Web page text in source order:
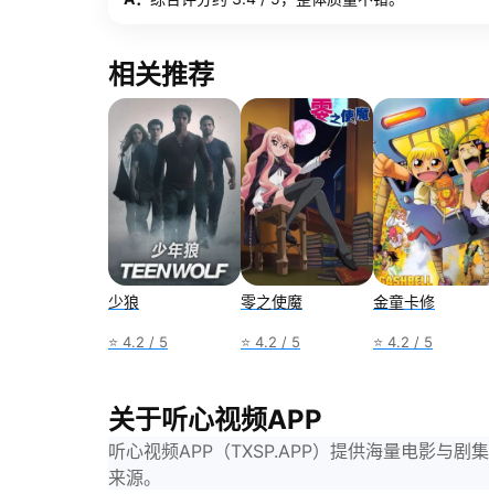
相关推荐
少狼
⭐ 4.2 / 5
零之使魔
⭐ 4.2 / 5
金童卡修
⭐ 4.2 / 5
关于听心视频APP
听心视频APP（TXSP.APP）提供海量电影与
来源。